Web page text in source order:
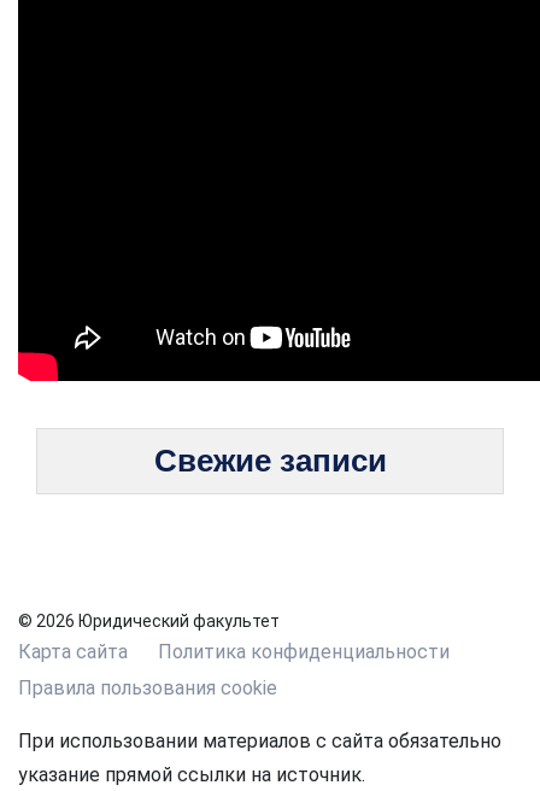
Свежие записи
© 2026 Юридический факультет
Карта сайта
Политика конфиденциальности
Правила пользования cookie
При использовании материалов с сайта обязательно
указание прямой ссылки на источник.